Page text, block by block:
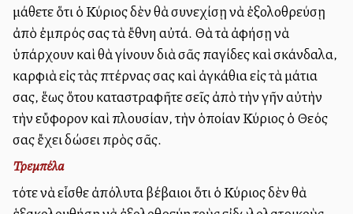
μάθετε ὅτι ὁ Κύριος δὲν θὰ συνεχίσῃ νὰ ἐξολοθρεύσῃ
ἀπὸ ἐμπρός σας τὰ ἔθνη αὐτά. Θὰ τὰ ἀφήσῃ νὰ
ὑπάρχουν καὶ θὰ γίνουν διὰ σᾶς παγίδες καὶ σκάνδαλα,
καρφιὰ εἰς τὰς πτέρνας σας καὶ ἀγκάθια εἰς τὰ μάτια
σας, ἕως ὅτου καταστραφῆτε σεῖς ἀπὸ τὴν γῆν αὐτὴν
τὴν εὔφορον καὶ πλουσίαν, τὴν ὁποίαν Κύριος ὁ Θεός
σας ἔχει δώσει πρὸς σᾶς.
Τρεμπέλα
τότε νὰ εἶσθε ἀπόλυτα βέβαιοι ὅτι ὁ Κύριος δὲν θὰ